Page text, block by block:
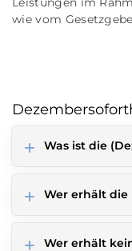
wie vom
Was ist die
Wer erhält die
Wer erhält